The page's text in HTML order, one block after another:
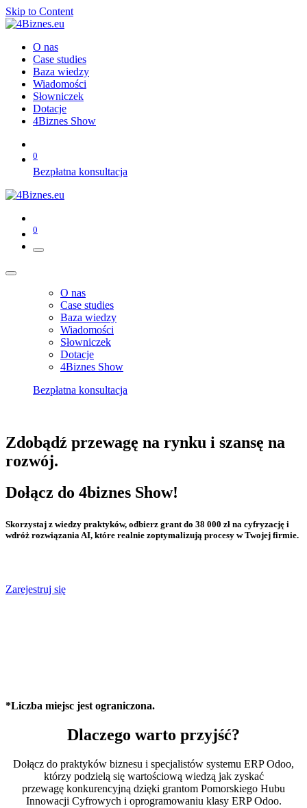
Skip to Content
O nas
Case studies
Baza wiedzy
Wiadomości
Słowniczek
Dotacje
4Biznes Show
0
Bezpłatna konsultacja
0
O nas
Case studies
Baza wiedzy
Wiadomości
Słowniczek
Dotacje
4Biznes Show
Bezpłatna konsultacja
Zdobądź przewagę na rynku i szansę na
rozwój.
Dołącz do 4biznes Show!
Skorzystaj z wiedzy praktyków, odbierz grant do 38 000 zł na cyfryzację i
wdróż rozwiązania AI, które realnie zoptymalizują procesy w Twojej firmie.
Zarejestruj się
*Liczba miejsc jest ograniczona.
Dlaczego warto przyjść?
Dołącz do praktyków biznesu i specjalistów systemu ERP Odoo,
którzy podzielą się wartościową wiedzą jak zyskać
przewagę konkurencyjną dzięki grantom Pomorskiego Hubu
Innowacji Cyfrowych i oprogramowaniu klasy ERP Odoo.